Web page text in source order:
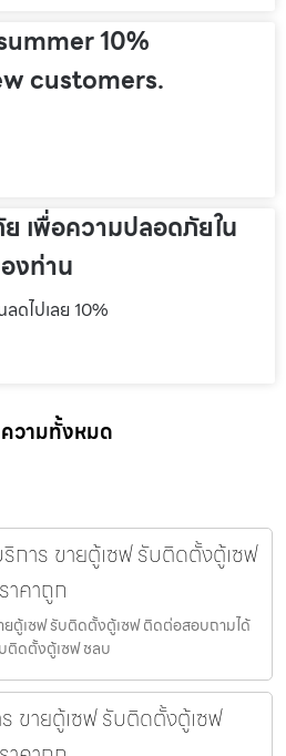
10%
customers.
ย เพื่อความปลอดภัยใน
งท่าน
ดไปเลย 10%
วามทั้งหมด
การ ขายตู้เซฟ รับติดตั้งตู้เซฟ
คาถูก
ตู้เซฟ รับติดตั้งตู้เซฟ ติดต่อสอบถามได้
ติดตั้งตู้เซฟ ชลบ
ขายตู้เซฟ รับติดตั้งตู้เซฟ